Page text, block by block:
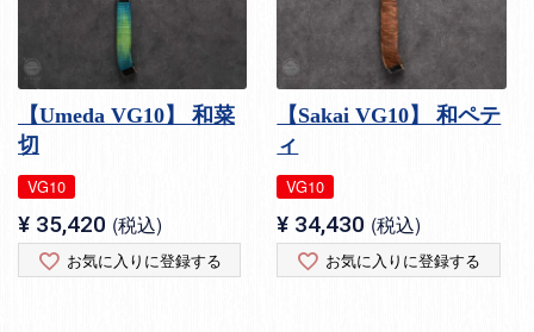
【Umeda VG10】 和菜
切
VG10
¥ 35,420 税込
お気に入りに登録する
【Sakai VG10】 和ペテ
ィ
VG10
¥ 34,430 税込
お気に入りに登録する